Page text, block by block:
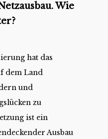
Wie
hat das
dem Land
und
zu
ist ein
Ausbau